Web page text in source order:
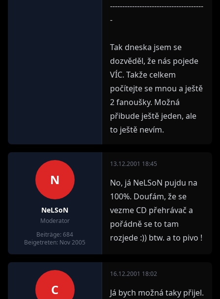
--------------------------------------
-
Tak dneska jsem se
dozvěděl, že nás pojede
VÍC. Takže celkem
počítejte se mnou a ještě
2 fanoušky. Možná
přibude ještě jeden, ale
to ještě nevím.
N
NeLSoN
Moderator
Beiträge: 684
Beigetreten: Nov 2005
13.12.2001 18:45
No, já NeLSoN pujdu na
100%. Doufám, že se
vezme CD přehrávač a
pořádně se to tam
rozjede :)) btw. a to pivo !
C
16.12.2001 18:02
Já bych možná taky přijel.